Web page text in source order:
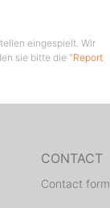
eingespielt. Wir
sie bitte die "Report
CONTACT
Contact form